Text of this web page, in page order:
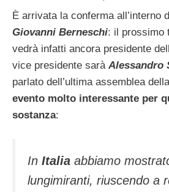
È arrivata la conferma all’interno
Giovanni Berneschi: il prossimo
vedrà infatti ancora presidente
vice presidente sarà Alessandro
parlato dell’ultima assemblea
evento molto interessante per
sostanza:
In Italia abbiamo
lungimiranti, riuscendo a